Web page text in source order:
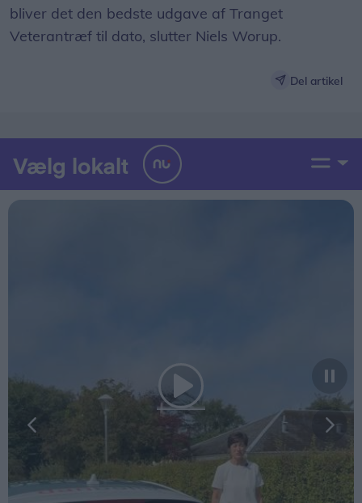
bliver det den bedste udgave af Tranget
Veterantræf til dato, slutter Niels Worup.
Del artikel